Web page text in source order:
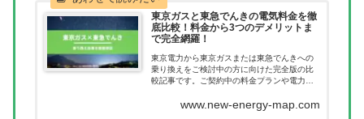
東京ガスと東急でんきの電気料金を徹
底比較！料金から3つのデメリットま
で完全網羅！
東京電力から東京ガスまたは東急でんきへの
乗り換えをご検討中の方に向けた完全版の比
較記事です。ご契約中の料金プランや電力使
確認いただけます。新電力へ乗り換えたあと
www.new-energy-map.com